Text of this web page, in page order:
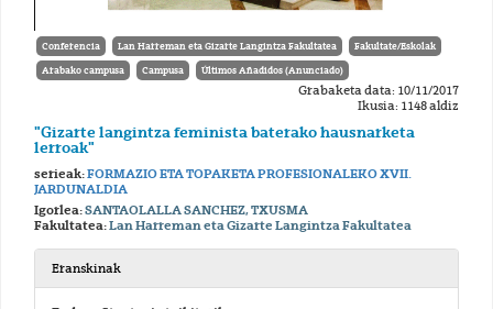
Conferencia Lan Harreman eta Gizarte Langintza Fakultatea Fakultate/Eskolak
Arabako campusa Campusa Últimos Añadidos (Anunciado)
Grabaketa data: 10/11/2017
Ikusia: 1148 aldiz
"Gizarte langintza feminista baterako hausnarketa
lerroak"
serieak:FORMAZIO ETA TOPAKETA PROFESIONALEKO XVII.
JARDUNALDIA
Igorlea:SANTAOLALLA SANCHEZ, TXUSMA
Fakultatea:Lan Harreman eta Gizarte Langintza Fakultatea
Eranskinak